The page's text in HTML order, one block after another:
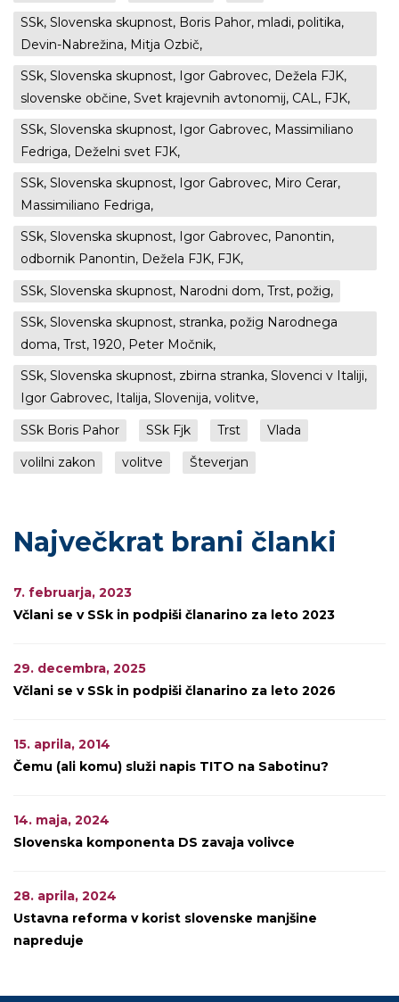
SSk, Slovenska skupnost, Boris Pahor, mladi, politika,
Devin-Nabrežina, Mitja Ozbič,
SSk, Slovenska skupnost, Igor Gabrovec, Dežela FJK,
slovenske občine, Svet krajevnih avtonomij, CAL, FJK,
SSk, Slovenska skupnost, Igor Gabrovec, Massimiliano
Fedriga, Deželni svet FJK,
SSk, Slovenska skupnost, Igor Gabrovec, Miro Cerar,
Massimiliano Fedriga,
SSk, Slovenska skupnost, Igor Gabrovec, Panontin,
odbornik Panontin, Dežela FJK, FJK,
SSk, Slovenska skupnost, Narodni dom, Trst, požig,
SSk, Slovenska skupnost, stranka, požig Narodnega
doma, Trst, 1920, Peter Močnik,
SSk, Slovenska skupnost, zbirna stranka, Slovenci v Italiji,
Igor Gabrovec, Italija, Slovenija, volitve,
SSk Boris Pahor
SSk Fjk Trst
Vlada
volilni zakon
volitve Števerjan
Največkrat brani članki
7. februarja, 2023
Včlani se v SSk in podpiši članarino za leto 2023
29. decembra, 2025
Včlani se v SSk in podpiši članarino za leto 2026
15. aprila, 2014
Čemu (ali komu) služi napis TITO na Sabotinu?
14. maja, 2024
Slovenska komponenta DS zavaja volivce
28. aprila, 2024
Ustavna reforma v korist slovenske manjšine
napreduje